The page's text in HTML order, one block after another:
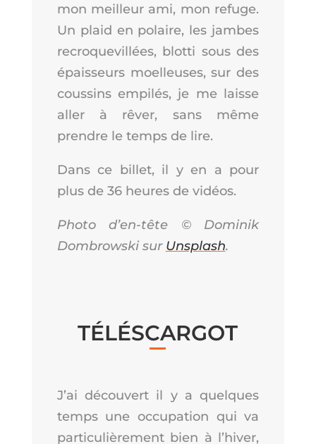
mon meilleur ami, mon refuge.
Un plaid en polaire, les jambes
recro­que­villées, blot­ti sous des
épais­seurs moel­leuses, sur des
cous­sins empi­lés, je me laisse
aller à rêver, sans même
prendre le temps de lire.
Dans ce billet, il y en a pour
plus de 36 heures de vidéos.
Pho­to d’en-tête © Domi­nik
Dom­brows­ki sur Uns­plash.
TÉLÉ­SCAR­GOT
J’ai décou­vert il y a quelques
temps une occu­pa­tion qui va
par­ti­cu­liè­re­ment bien à l’hi­ver,